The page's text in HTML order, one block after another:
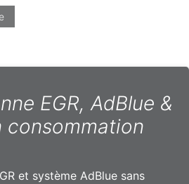
EGR, AdBlue &
et système AdBlue sans